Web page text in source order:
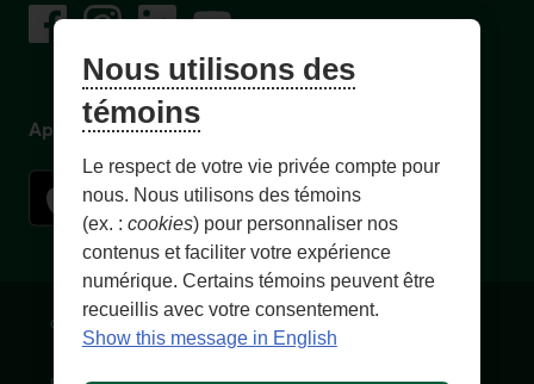
Facebook
– Lien externe au site. Cet hyperlien s'ouvrira dans une
Instagram
– Lien externe au site. Cet hyperlien s'ouvrira dans
LinkedIn
– Lien externe au site. Cet hyperlien
YouTube
– Lien externe au site. Cet hyperlien
Application mobile
Conditions d'utilisation et notes légales
Nous utilisons des
témoins
Le respect de votre vie privée compte pour
nous. Nous utilisons des témoins
(ex. : cookies) pour personnaliser nos
contenus et faciliter votre expérience
numérique. Certains témoins peuvent être
recueillis avec votre consentement.
Show this message in English